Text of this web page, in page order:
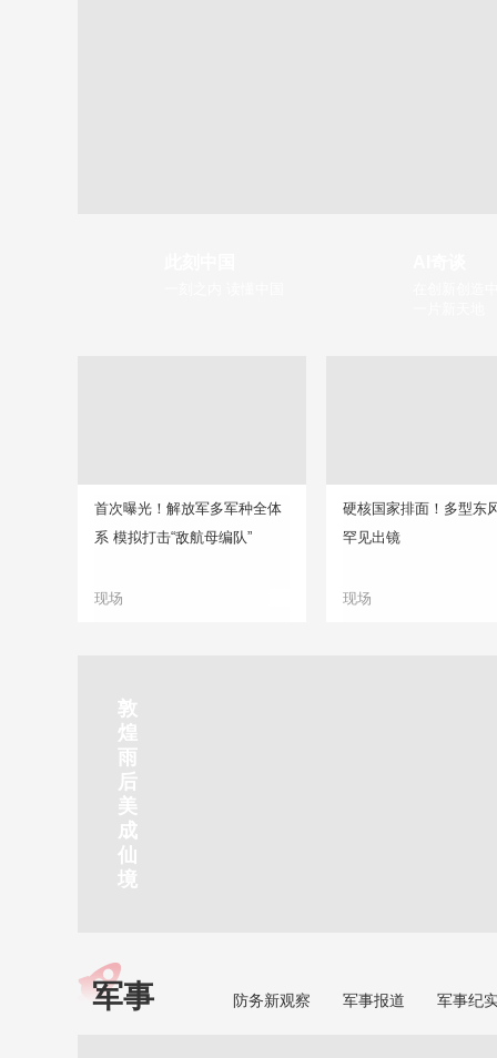
首次曝光！解放军多军种全体
系 模拟打击“敌航母编队”
现场
硬核国家排面！多型东
罕见出镜
现场
静赏京娘湖
京娘湖位于邯郸武安市口上村北，常年平均气温19摄氏度，夏
吉
林
市
北
山
公
园
云
探
古
北
水
镇
南
京
玄
武
湖
景
区
焦
作
红
石
峡
秦
皇
岛
金
梦
海
湾
剑
川
下
梅
岭
瀑
布
烟
雨
齐
云
山
敦
煌
雨
后
美
成
仙
境
军事 防务新观察 军事报道 军事纪